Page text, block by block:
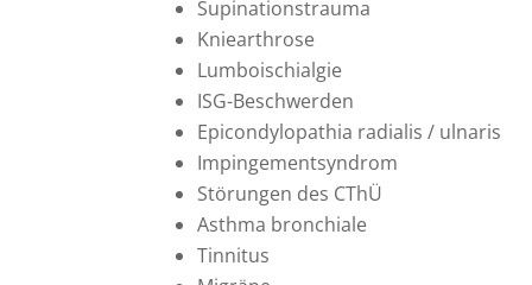
Supinationstrauma
Kniearthrose
Lumboischialgie
ISG-Beschwerden
Epicondylopathia radialis / ulnaris
Impingementsyndrom
Störungen des CThÜ
Asthma bronchiale
Tinnitus